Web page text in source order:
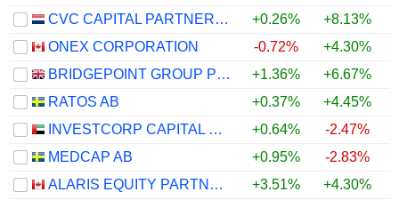
CVC CAPITAL PARTNERS PLC
+0.26% +8.13%
ONEX CORPORATION
-0.72% +4.30%
BRIDGEPOINT GROUP PLC
+1.36% +6.67%
RATOS AB
+0.37% +4.45%
INVESTCORP CAPITAL PLC
+0.64% -2.47%
MEDCAP AB
+0.95% -2.83%
ALARIS EQUITY PARTNERS INCOME TRUST
+3.51% +4.30%